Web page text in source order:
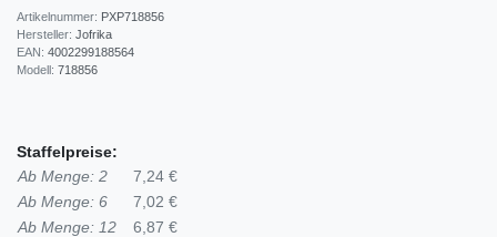
Artikelnummer: PXP718856
Hersteller: Jofrika
EAN: 4002299188564
Modell: 718856
Staffelpreise:
Ab Menge: 2
7,24 €
Ab Menge: 6
7,02 €
Ab Menge: 12
6,87 €